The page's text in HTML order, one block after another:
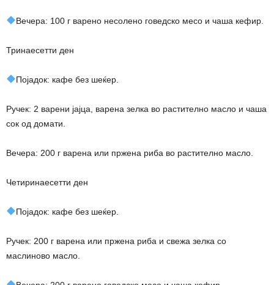
Вечера: 100 г варено несолено говедско месо и чаша кефир.
Тринаесетти ден
Појадок: кафе без шеќер.
Ручек: 2 варени јајца, варена зелка во растително масло и чаша
сок од домати.
Вечера: 200 г варена или пржена риба во растително масло.
Четиринаесетти ден
Појадок: кафе без шеќер.
Ручек: 200 г варена или пржена риба и свежа зелка со
маслиново масло.